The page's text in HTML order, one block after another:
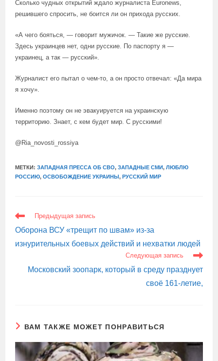
Сколько чудных открытий ждало журналиста Euronews,
решившего спросить, не боится ли он прихода русских.
«А чего бояться, — говорит мужичок. — Такие же русские.
Здесь украинцев нет, одни русские. По паспорту я —
украинец, а так — русский».
Журналист его пытал о чем-то, а он просто отвечал: «Да мира
я хочу».
Именно поэтому он не эвакуируется на украинскую
территорию. Знает, с кем будет мир. С русскими!
@Ria_novosti_rossiya
МЕТКИ:ЗАПАДНАЯ ПРЕССА ОБ СВО, ЗАПАДНЫЕ СМИ, ЛЮБЛЮ
РОССИЮ, ОСВОБОЖДЕНИЕ УКРАИНЫ, РУССКИЙ МИР
ЕЩЕ
СТАТЬИ
Предыдущая запись
Оборона ВСУ «трещит по швам» из-за
изнурительных боевых действий и нехватки людей
Следующая запись
Московский зоопарк, который в среду празднует
своё 161-летие,
ВАМ ТАКЖЕ МОЖЕТ ПОНРАВИТЬСЯ